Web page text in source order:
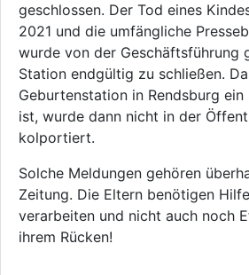
geschlossen. Der Tod eines
2021 und die umfängliche
wurde von der Geschäftsführung
Station endgültig zu schließen.
Geburtenstation in Rendsburg
ist, wurde dann nicht in der
kolportiert.
Solche Meldungen gehören
Zeitung. Die Eltern benötigen
verarbeiten und nicht auch noch
ihrem Rücken!